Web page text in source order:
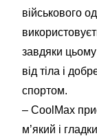
військового
завдяки
від тіла і
спортом.
– CoolMax
м’який і